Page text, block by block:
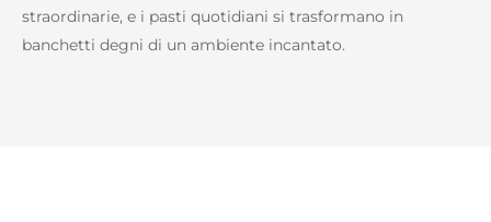
straordinarie, e i pasti quotidiani si trasformano in
banchetti degni di un ambiente incantato.